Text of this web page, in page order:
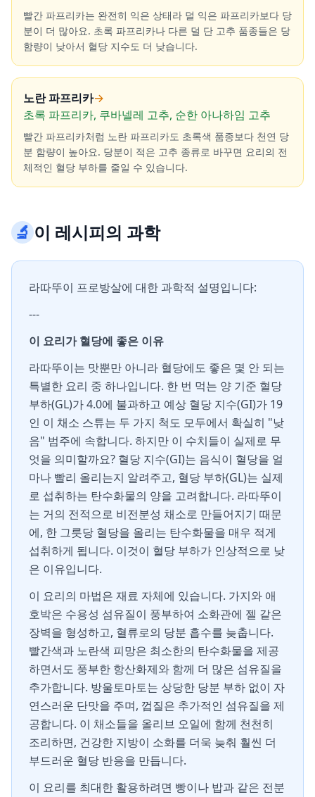
빨간 파프리카는 완전히 익은 상태라 덜 익은 파프리카보다 당
분이 더 많아요. 초록 파프리카나 다른 덜 단 고추 품종들은 당
함량이 낮아서 혈당 지수도 더 낮습니다.
노란 파프리카→
초록 파프리카, 쿠바넬레 고추, 순한 아나하임 고추
빨간 파프리카처럼 노란 파프리카도 초록색 품종보다 천연 당
분 함량이 높아요. 당분이 적은 고추 종류로 바꾸면 요리의 전
체적인 혈당 부하를 줄일 수 있습니다.
🔬이 레시피의 과학
라따뚜이 프로방살에 대한 과학적 설명입니다:
---
이 요리가 혈당에 좋은 이유
라따뚜이는 맛뿐만 아니라 혈당에도 좋은 몇 안 되는
특별한 요리 중 하나입니다. 한 번 먹는 양 기준 혈당
부하(GL)가 4.0에 불과하고 예상 혈당 지수(GI)가 19
인 이 채소 스튜는 두 가지 척도 모두에서 확실히 "낮
음" 범주에 속합니다. 하지만 이 수치들이 실제로 무
엇을 의미할까요? 혈당 지수(GI)는 음식이 혈당을 얼
마나 빨리 올리는지 알려주고, 혈당 부하(GL)는 실제
로 섭취하는 탄수화물의 양을 고려합니다. 라따뚜이
는 거의 전적으로 비전분성 채소로 만들어지기 때문
에, 한 그릇당 혈당을 올리는 탄수화물을 매우 적게
섭취하게 됩니다. 이것이 혈당 부하가 인상적으로 낮
은 이유입니다.
이 요리의 마법은 재료 자체에 있습니다. 가지와 애
호박은 수용성 섬유질이 풍부하여 소화관에 젤 같은
장벽을 형성하고, 혈류로의 당분 흡수를 늦춥니다.
빨간색과 노란색 피망은 최소한의 탄수화물을 제공
하면서도 풍부한 항산화제와 함께 더 많은 섬유질을
추가합니다. 방울토마토는 상당한 당분 부하 없이 자
연스러운 단맛을 주며, 껍질은 추가적인 섬유질을 제
공합니다. 이 채소들을 올리브 오일에 함께 천천히
조리하면, 건강한 지방이 소화를 더욱 늦춰 훨씬 더
부드러운 혈당 반응을 만듭니다.
이 요리를 최대한 활용하려면 빵이나 밥과 같은 전분